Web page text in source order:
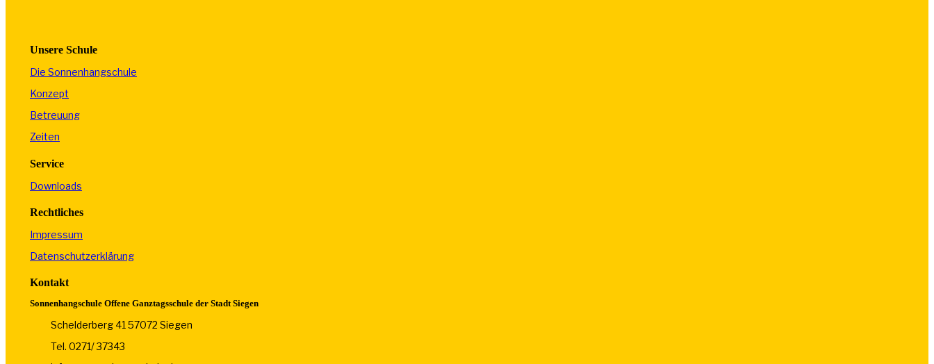
Unsere Schule
Die Sonnenhangschule
Konzept
Betreuung
Zeiten
Service
Downloads
Rechtliches
Impressum
Datenschutzerklärung
Kontakt
Sonnenhangschule Offene Ganztagsschule der Stadt Siegen
Schelderberg 41 57072 Siegen
Tel. 0271/ 37343